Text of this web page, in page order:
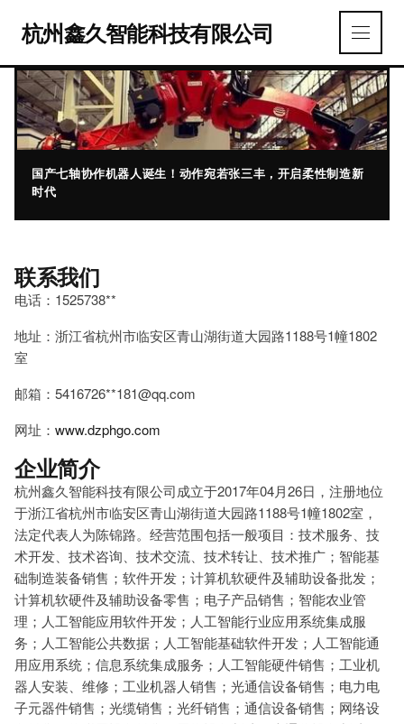
杭州鑫久智能科技有限公司
国产七轴协作机器人诞生！动作宛若张三丰，开启柔性制造新
时代
联系我们
电话：1525738**
地址：浙江省杭州市临安区青山湖街道大园路1188号1幢1802
室
邮箱：5416726**181@qq.com
网址： www.dzphgo.com
企业简介
杭州鑫久智能科技有限公司成立于2017年04月26日，注册地位
于浙江省杭州市临安区青山湖街道大园路1188号1幢1802室，
法定代表人为陈锦路。经营范围包括一般项目：技术服务、技
术开发、技术咨询、技术交流、技术转让、技术推广；智能基
础制造装备销售；软件开发；计算机软硬件及辅助设备批发；
计算机软硬件及辅助设备零售；电子产品销售；智能农业管
理；人工智能应用软件开发；人工智能行业应用系统集成服
务；人工智能公共数据；人工智能基础软件开发；人工智能通
用应用系统；信息系统集成服务；人工智能硬件销售；工业机
器人安装、维修；工业机器人销售；光通信设备销售；电力电
子元器件销售；光缆销售；光纤销售；通信设备销售；网络设